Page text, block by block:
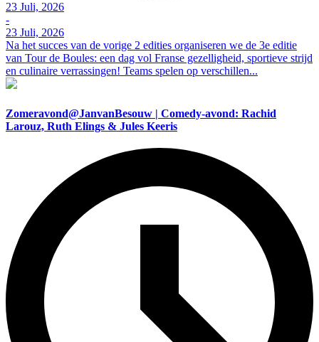
23 Juli, 2026
-
23 Juli, 2026
Na het succes van de vorige 2 edities organiseren we de 3e editie
van Tour de Boules: een dag vol Franse gezelligheid, sportieve strijd
en culinaire verrassingen! Teams spelen op verschillen...
Zomeravond@JanvanBesouw | Comedy-avond: Rachid
Larouz, Ruth Elings & Jules Keeris